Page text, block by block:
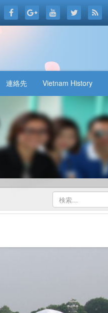
連絡先 Vietnam History